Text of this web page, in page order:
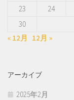
23
24
30
« 12月
12月 »
アーカイブ
2025年2月